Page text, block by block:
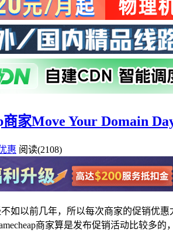
商家Move Your Domain
惠 阅读(2108)
如以前几年，所以每次商家的促销优
商家算是发布促销活动比较多